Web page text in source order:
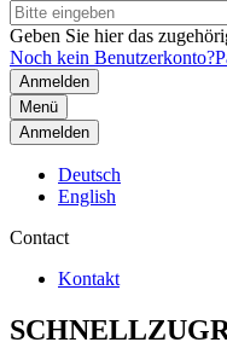
Geben Sie hier das
Noch kein Benutzerkonto?
Menü
Anmelden
Deutsch
English
Contact
Kontakt